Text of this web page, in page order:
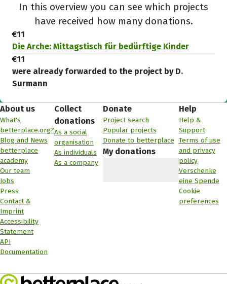
In this overview you can see which projects
have received how many donations.
€11
Die Arche: Mittagstisch für bedürftige Kinder
€11
were already forwarded to the project by D.
Surmann
About us
What's
betterplace.org?
Blog and News
betterplace
academy
Our team
Jobs
Press
Contact &
Imprint
Accessibility
Statement
API
Documentation
Collect
donations
As a social
organisation
As individuals
As a company
Donate
Project search
Popular projects
Donate to betterplace
My donations
Help
Help &
Support
Terms of use
and privacy
policy
Verschenke
eine Spende
Cookie
preferences